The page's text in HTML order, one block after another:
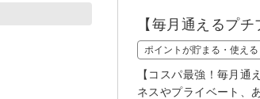
【毎月通えるプ
ポイントが貯まる・使える
【コスパ最強！毎月
ネスやプライベート、